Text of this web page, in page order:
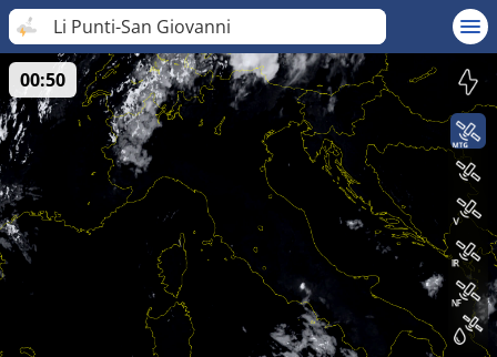
Li Punti-San Giovanni
00:50